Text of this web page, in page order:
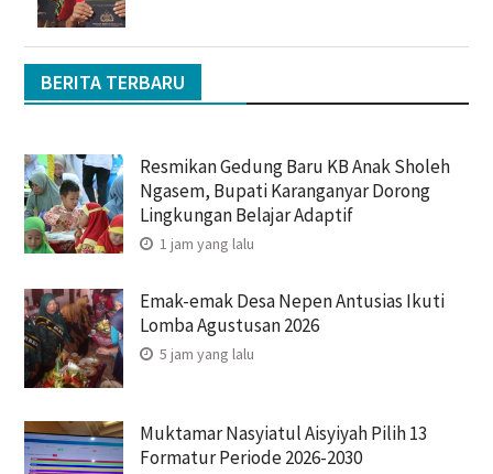
BERITA TERBARU
Resmikan Gedung Baru KB Anak Sholeh
Ngasem, Bupati Karanganyar Dorong
Lingkungan Belajar Adaptif
1 jam yang lalu
Emak-emak Desa Nepen Antusias Ikuti
Lomba Agustusan 2026
5 jam yang lalu
Muktamar Nasyiatul Aisyiyah Pilih 13
Formatur Periode 2026-2030